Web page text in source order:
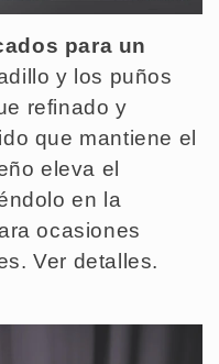
para un
y los puños
refinado y
que mantiene el
eleva el
en la
ocasiones
Ver detalles.